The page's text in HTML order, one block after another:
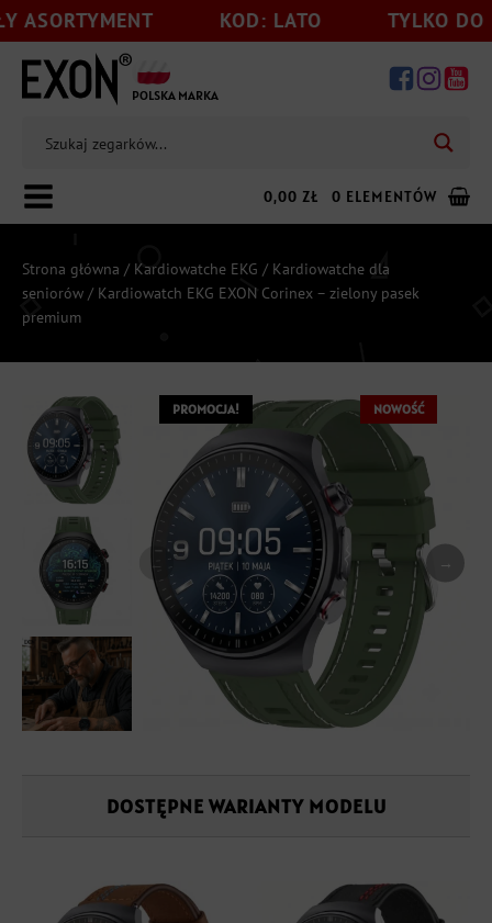
KOD: LATO TYLKO DO 31.08
POLSKA MARKA
0,00 ZŁ 0 ELEMENTÓW
Strona główna / Kardiowatche EKG / Kardiowatche dla
seniorów / Kardiowatch EKG EXON Corinex – zielony pasek
premium
PROMOCJA!
← →
NOWOŚĆ
DOSTĘPNE WARIANTY MODELU